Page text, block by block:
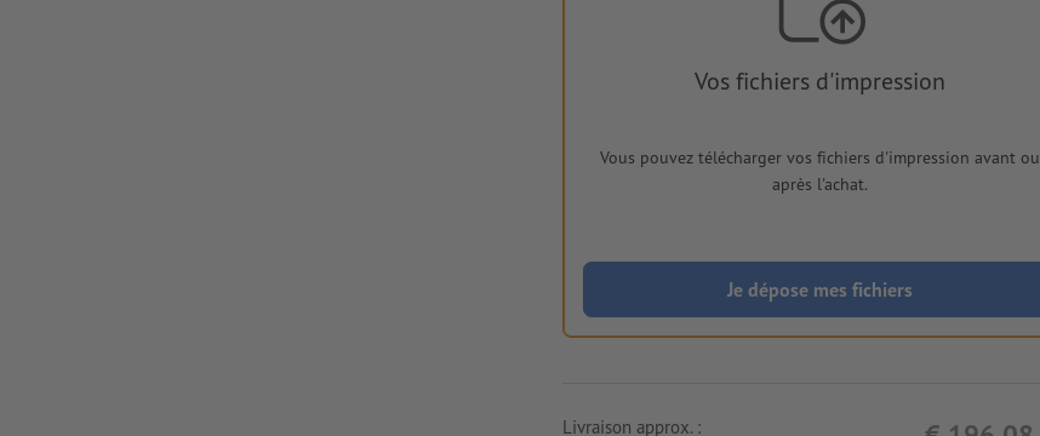
Vos fichiers d'impression
Vous pouvez télécharger vos fichiers d'impression avant ou
après l'achat.
Je dépose mes fichiers
Livraison approx. :